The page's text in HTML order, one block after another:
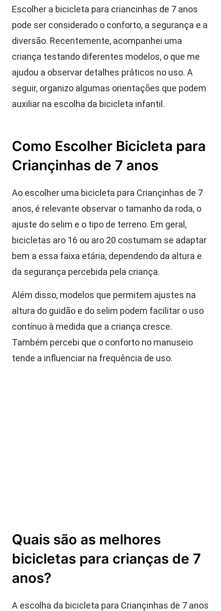
Escolher a bicicleta para criancinhas de 7 anos
pode ser considerado o conforto, a segurança e a
diversão. Recentemente, acompanhei uma
criança testando diferentes modelos, o que me
ajudou a observar detalhes práticos no uso. A
seguir, organizo algumas orientações que podem
auxiliar na escolha da bicicleta infantil.
Como Escolher Bicicleta para
Criançinhas de 7 anos
Ao escolher uma bicicleta para Criançinhas de 7
anos, é relevante observar o tamanho da roda, o
ajuste do selim e o tipo de terreno. Em geral,
bicicletas aro 16 ou aro 20 costumam se adaptar
bem a essa faixa etária, dependendo da altura e
da segurança percebida pela criança.
Além disso, modelos que permitem ajustes na
altura do guidão e do selim podem facilitar o uso
contínuo à medida que a criança cresce.
Também percebi que o conforto no manuseio
tende a influenciar na frequência de uso.
Quais são as melhores
bicicletas para crianças de 7
anos?
A escolha da bicicleta para Criançinhas de 7 anos